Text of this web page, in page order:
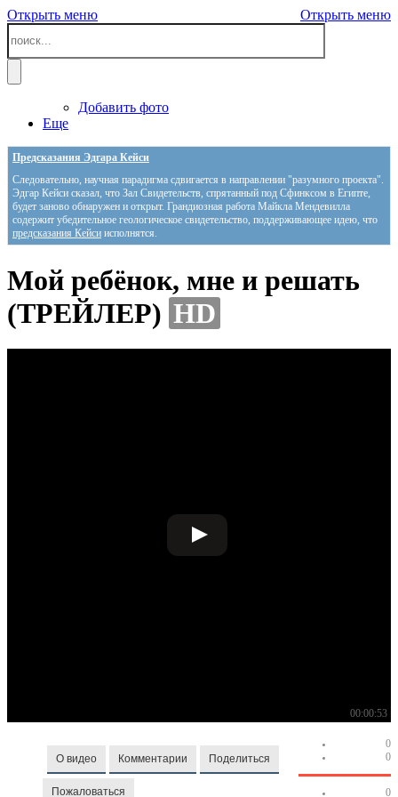
Открыть меню Открыть меню
Добавить фото
Еще
Предсказания Эдгара Кейси
Следовательно, научная парадигма сдвигается в направлении "разумного проекта".
Эдгар Кейси сказал, что Зал Свидетельств, спрятанный под Сфинксом в Египте,
будет заново обнаружен и открыт. Грандиозная работа Майкла Мендевилла
содержит убедительное геологическое свидетельство, поддерживающее идею, что
предсказания Кейси исполнятся.
Мой ребёнок, мне и решать
(ТРЕЙЛЕР) HD
00:00:53
О видео Комментарии Поделиться
Пожаловаться
0
0
0